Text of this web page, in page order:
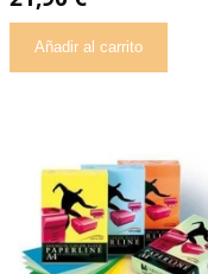
Añadir al carrito